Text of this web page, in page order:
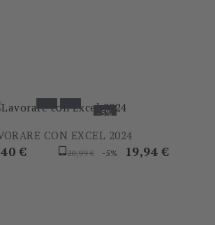
-5%
CON EXCEL 2024
€
Prezzo
20,99 € -5% Prezzo
19,94 €